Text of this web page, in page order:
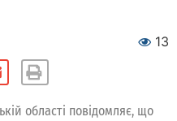
13
області повідомляє, що